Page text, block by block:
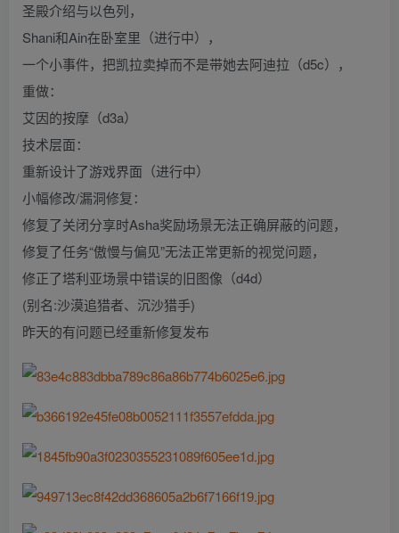
圣殿介绍与以色列，
Shani和Ain在卧室里（进行中），
一个小事件，把凯拉卖掉而不是带她去阿迪拉（d5c），
重做：
艾因的按摩（d3a）
技术层面：
重新设计了游戏界面（进行中）
小幅修改/漏洞修复：
修复了关闭分享时Asha奖励场景无法正确屏蔽的问题，
修复了任务“傲慢与偏见”无法正常更新的视觉问题，
修正了塔利亚场景中错误的旧图像（d4d）
(别名:沙漠追猎者、沉沙猎手)
昨天的有问题已经重新修复发布